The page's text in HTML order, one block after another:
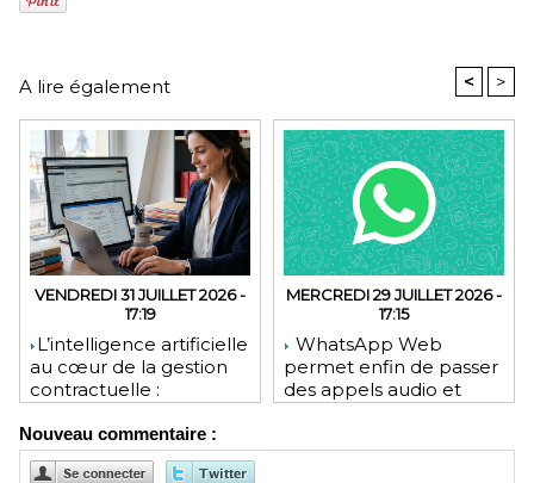
A lire également < >
VENDREDI 31 JUILLET 2026 -
17:19
​L’intelligence artificielle
au cœur de la gestion
contractuelle :
pour les juristes ?
MERCREDI 29 JUILLET 2026 -
17:15
WhatsApp Web
permet enfin de passer
des appels audio et
Nouveau commentaire :